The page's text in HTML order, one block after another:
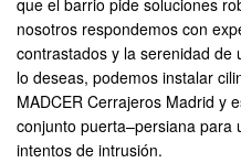
que el barrio pide soluciones
nosotros respondemos con
contrastados y la serenidad de
lo deseas, podemos instalar
MADCER Cerrajeros Madrid y
conjunto puerta–persiana para
intentos de intrusión.